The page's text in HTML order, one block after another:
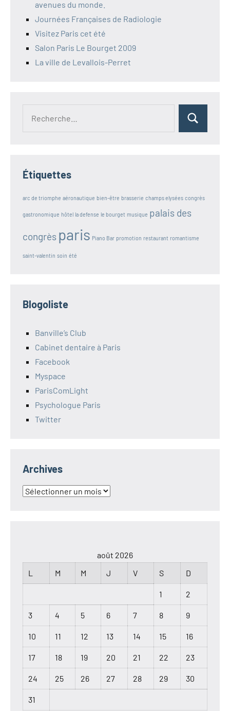
avenues du monde.
Journées Françaises de Radiologie
Visitez Paris cet été
Salon Paris Le Bourget 2009
La ville de Levallois-Perret
Étiquettes
arc de triomphe aéronautique bien-être brasserie champs elysées congrès
gastronomique hôtel la defense le bourget musique palais des
congrès paris Piano Bar promotion restaurant romantisme
saint-valentin soin été
Blogoliste
Banville’s Club
Cabinet dentaire à Paris
Facebook
Myspace
ParisComLight
Psychologue Paris
Twitter
Archives
Archives
août 2026
L
M M J V S D
1 2
3 4 5 6 7 8 9
10 11 12 13 14 15 16
17 18 19 20 21 22 23
24 25 26 27 28 29 30
31